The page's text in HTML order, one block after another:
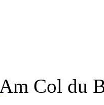
Am Col du